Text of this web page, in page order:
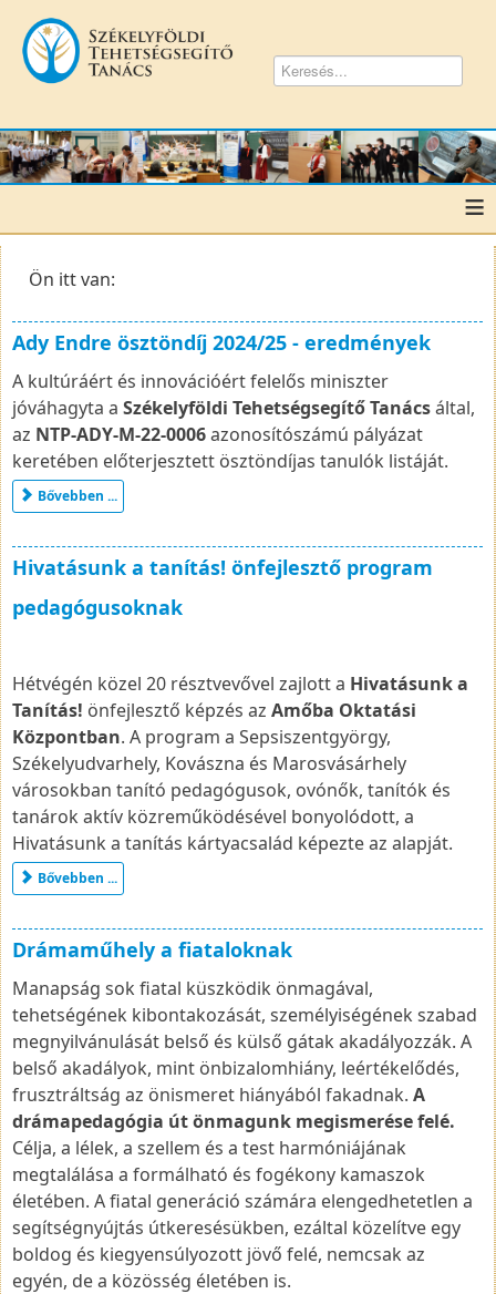
≡
Ön itt van:
Ady Endre ösztöndíj 2024/25 - eredmények
A kultúráért és innovációért felelős miniszter
jóváhagyta a Székelyföldi Tehetségsegítő Tanácsáltal,
az NTP-ADY-M-22-0006azonosítószámú pályázat
keretében előterjesztett ösztöndíjas tanulók listáját.
Bővebben ...
Hivatásunk a tanítás! önfejlesztő program
pedagógusoknak
Hétvégén közel 20 résztvevővel zajlott a Hivatásunk a
Tanítás! önfejlesztő képzés az Amőba Oktatási
Központban. A program a Sepsiszentgyörgy,
Székelyudvarhely, Kovászna és Marosvásárhely
városokban tanító pedagógusok, ovónők, tanítók és
tanárok aktív közreműködésével bonyolódott, a
Hivatásunk a tanítás kártyacsalád képezte az alapját.
Bővebben ...
Drámaműhely a fiataloknak
Manapság sok fiatal küszködik önmagával,
tehetségének kibontakozását, személyiségének szabad
megnyilvánulását belső és külső gátak akadályozzák. A
belső akadályok, mint önbizalomhiány, leértékelődés,
frusztráltság az önismeret hiányából fakadnak. A
drámapedagógia út önmagunk megismerése felé.
Célja, a lélek, a szellem és a test harmóniájának
megtalálása a formálható és fogékony kamaszok
életében. A fiatal generáció számára elengedhetetlen a
segítségnyújtás útkeresésükben, ezáltal közelítve egy
boldog és kiegyensúlyozott jövő felé, nemcsak az
egyén, de a közösség életében is.